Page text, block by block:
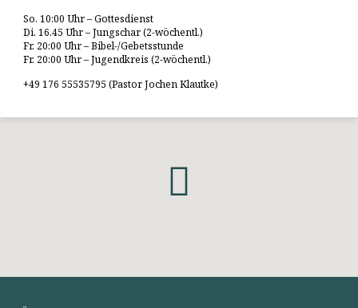
So. 10:00 Uhr – Gottesdienst
Di. 16.45 Uhr – Jungschar (2-wöchentl.)
Fr. 20:00 Uhr – Bibel-/Gebetsstunde
Fr. 20:00 Uhr – Jugendkreis (2-wöchentl.)
+49 176 55535795 (Pastor Jochen Klautke)